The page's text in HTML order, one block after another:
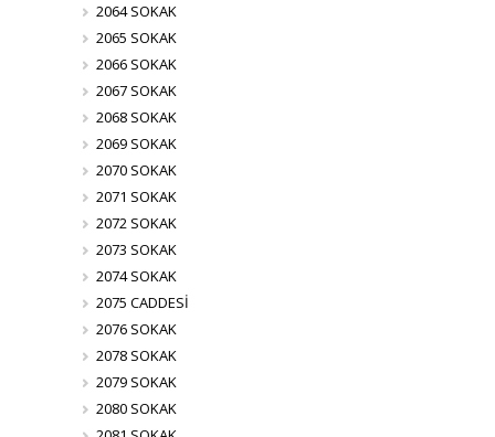
2064 SOKAK
2065 SOKAK
2066 SOKAK
2067 SOKAK
2068 SOKAK
2069 SOKAK
2070 SOKAK
2071 SOKAK
2072 SOKAK
2073 SOKAK
2074 SOKAK
2075 CADDESİ
2076 SOKAK
2078 SOKAK
2079 SOKAK
2080 SOKAK